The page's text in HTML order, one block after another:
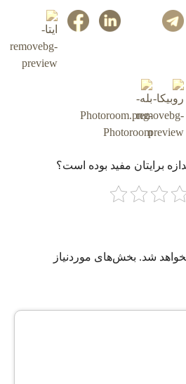
برایتان مفید بوده است؟
شد. بخش‌های موردنیاز